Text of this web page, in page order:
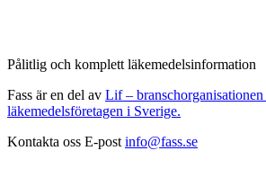
Pålitlig och komplett läkemedelsinformation
Fass är en del av Lif –
läkemedelsföretagen i Sverige.
Kontakta oss E-post info@fass.se